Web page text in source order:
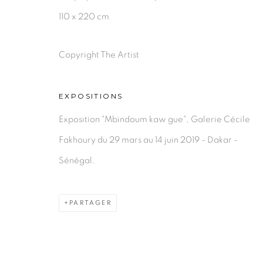
110 x 220 cm
Copyright The Artist
EXPOSITIONS
Exposition "Mbindoum kaw gue", Galerie Cécile
Fakhoury du 29 mars au 14 juin 2019 - Dakar -
Sénégal.
PARTAGER